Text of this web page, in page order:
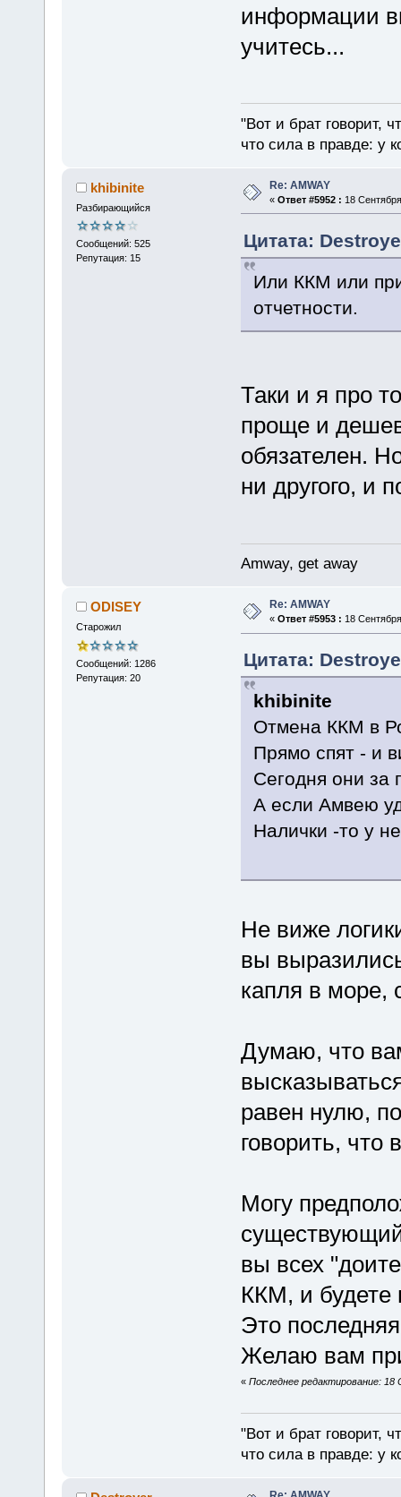
информации
учитесь...
"Вот и брат говорит,
что сила в правде: у
khibinite
Разбирающийся
Сообщений: 525
Репутация: 15
Re: AMWAY
« Ответ #5952 : 18
Цитата:
Или ККМ или
отчетности.
Таки и я про
проще и
обязателен.
ни другого, и
Amway, get away
ODISEY
Старожил
Сообщений: 1286
Репутация: 20
Re: AMWAY
« Ответ #5953 : 18
Цитата:
khibinite
Отмена ККМ в
Прямо спят - и
Сегодня они за
А если Амвею
Налички -то у
Не виже
вы
капля в море,
Думаю, что
равен нулю,
говорить, что
Могу
вы всех
ККМ, и
Это
Желаю вам
« Последнее редактирование:
"Вот и брат говорит,
что сила в правде: у